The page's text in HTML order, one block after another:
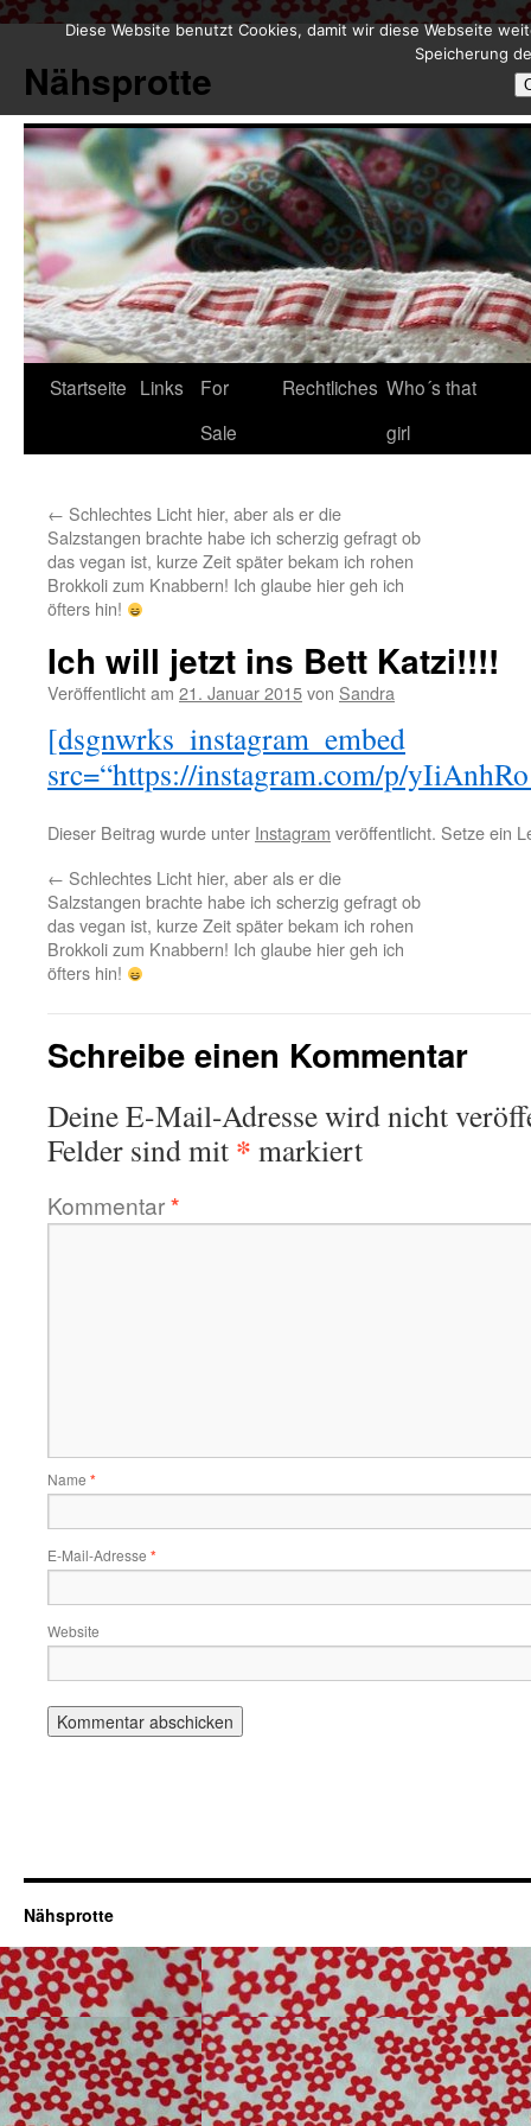
springen
Nähsprotte
Startseite Links
For
Sale
Rechtliches Who´s that
girl
← Schlechtes Licht hier, aber als er die
Salzstangen brachte habe ich scherzig gefragt ob
das vegan ist, kurze Zeit später bekam ich rohen
Brokkoli zum Knabbern! Ich glaube hier geh ich
öfters hin!
Ich will jetzt ins Bett Katzi!!!!
Veröffentlicht am 21. Januar 2015von Sandra
[dsgnwrks_instagram_embed
src=“https://instagram.com/p/
Dieser Beitrag wurde unter Instagram veröffentlicht. Setze ein
← Schlechtes Licht hier, aber als er die
Salzstangen brachte habe ich scherzig gefragt ob
das vegan ist, kurze Zeit später bekam ich rohen
Brokkoli zum Knabbern! Ich glaube hier geh ich
öfters hin!
Schreibe einen Kommentar
Deine E-Mail-Adresse wird nicht
Felder sind mit * markiert
Kommentar*
Name *
E-Mail-Adresse *
Website
Nähsprotte
Diese Website benutzt Cookies, damit wir diese Webseite
Speicherung